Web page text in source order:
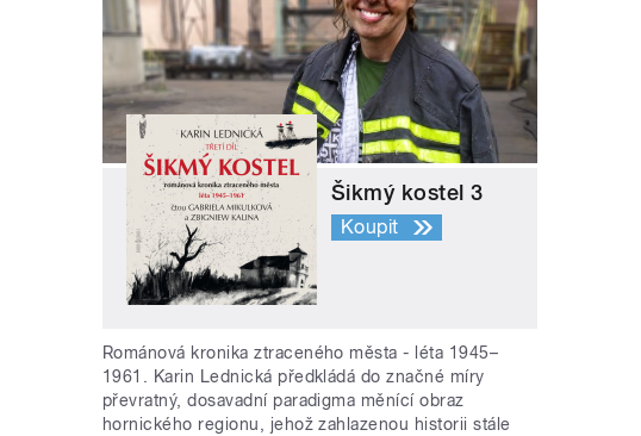
Šikmý kostel 3
Koupit
Románová kronika ztraceného města - léta 1945–
1961. Karin Lednická předkládá do značné míry
převratný, dosavadní paradigma měnící obraz
hornického regionu, jehož zahlazenou historii stále